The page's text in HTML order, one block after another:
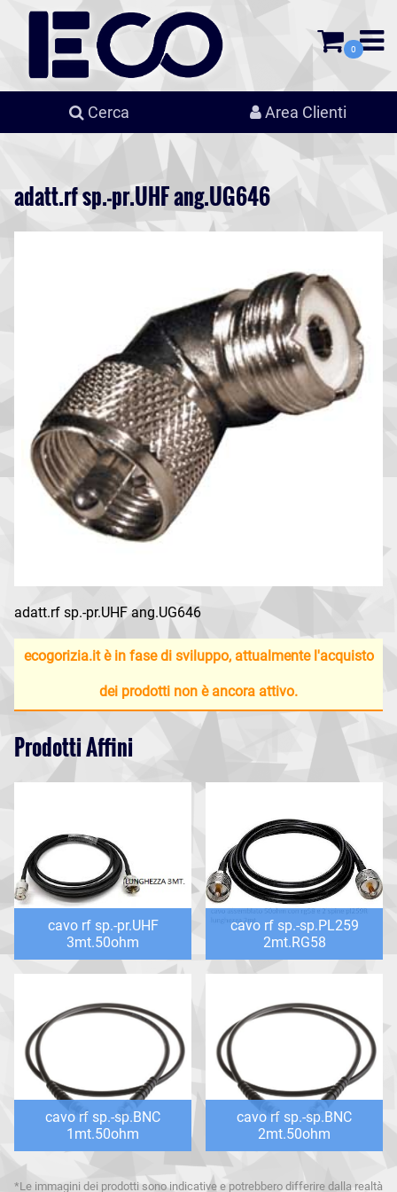
0
Cerca Area Clienti
adatt.rf sp.-pr.UHF ang.UG646
adatt.rf sp.-pr.UHF ang.UG646
ecogorizia.it è in fase di sviluppo, attualmente l'acquisto
dei prodotti non è ancora attivo.
Prodotti Affini
cavo rf sp.-pr.UHF
3mt.50ohm
cavo rf sp.-sp.PL259
2mt.RG58
cavo rf sp.-sp.BNC
1mt.50ohm
cavo rf sp.-sp.BNC
2mt.50ohm
*Le immagini dei prodotti sono indicative e potrebbero differire dalla realtà